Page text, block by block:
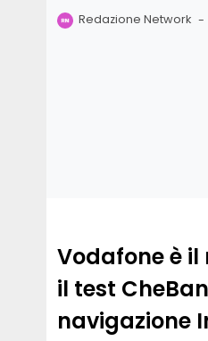
Redazione Network -
Vodafone è
il test
navigazione